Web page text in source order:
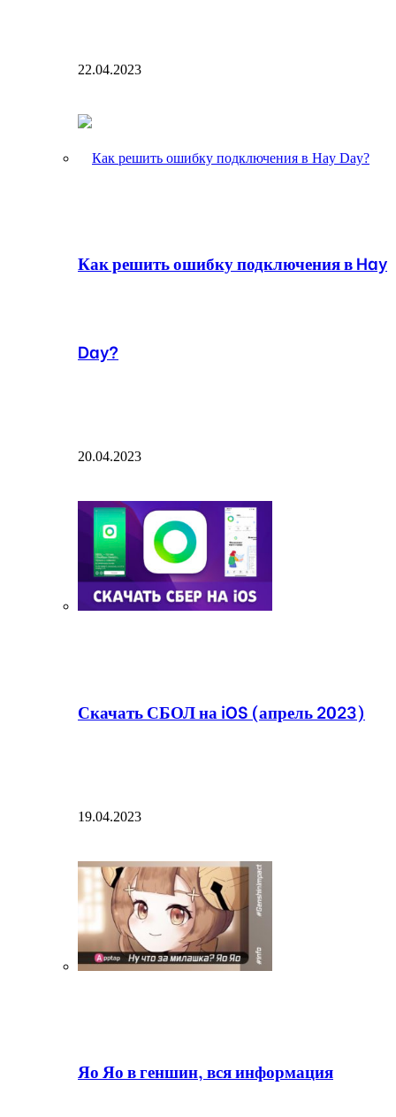
22.04.2023
Как решить ошибку подключения в Hay
Day?
20.04.2023
Скачать СБОЛ на iOS (апрель 2023)
19.04.2023
Яо Яо в геншин, вся информация